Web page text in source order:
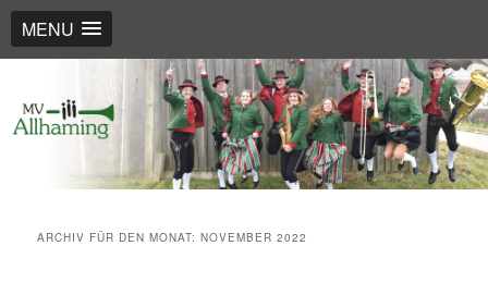
MENU
Musikverein Allhaming
ARCHIV FÜR DEN MONAT:NOVEMBER 2022